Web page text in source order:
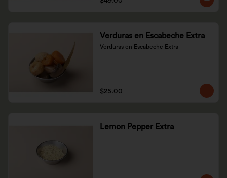
Verduras en Escabeche Extra
Verduras en Escabeche Extra
$25.00
Lemon Pepper Extra